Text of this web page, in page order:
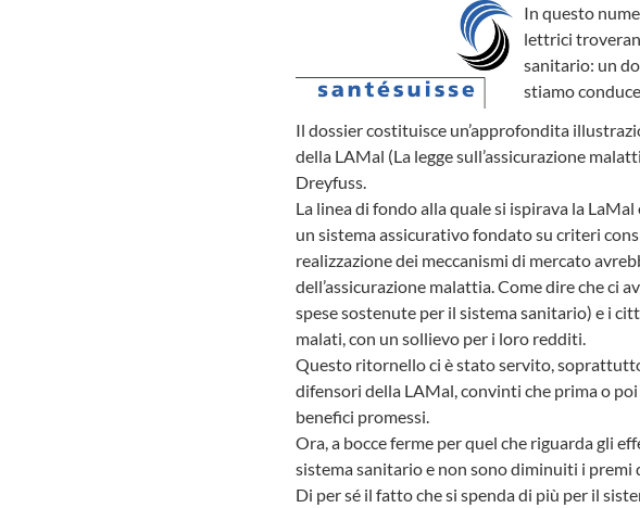
In questo
lettrici
sanitario: un
stiamo
Il dossier costituisce un’approfondita
della LAMal (La legge sull’assicurazione
Dreyfuss.
La linea di fondo alla quale si ispirava la
un sistema assicurativo fondato su criteri
realizzazione dei meccanismi di mercato
dell’assicurazione malattia. Come dire che ci
spese sostenute per il sistema sanitario) e i
malati, con un sollievo per i loro redditi.
Questo ritornello ci è stato servito,
difensori della LAMal, convinti che prima o
benefici promessi.
Ora, a bocce ferme per quel che riguarda gli
sistema sanitario e non sono diminuiti i
Di per sé il fatto che si spenda di più per il